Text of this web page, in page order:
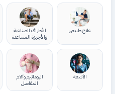
علاج طبيعي
الأطراف الصناعية
والأجهزة المساعدة
الأشعة
الروماتيزم وآلام
المفاصل